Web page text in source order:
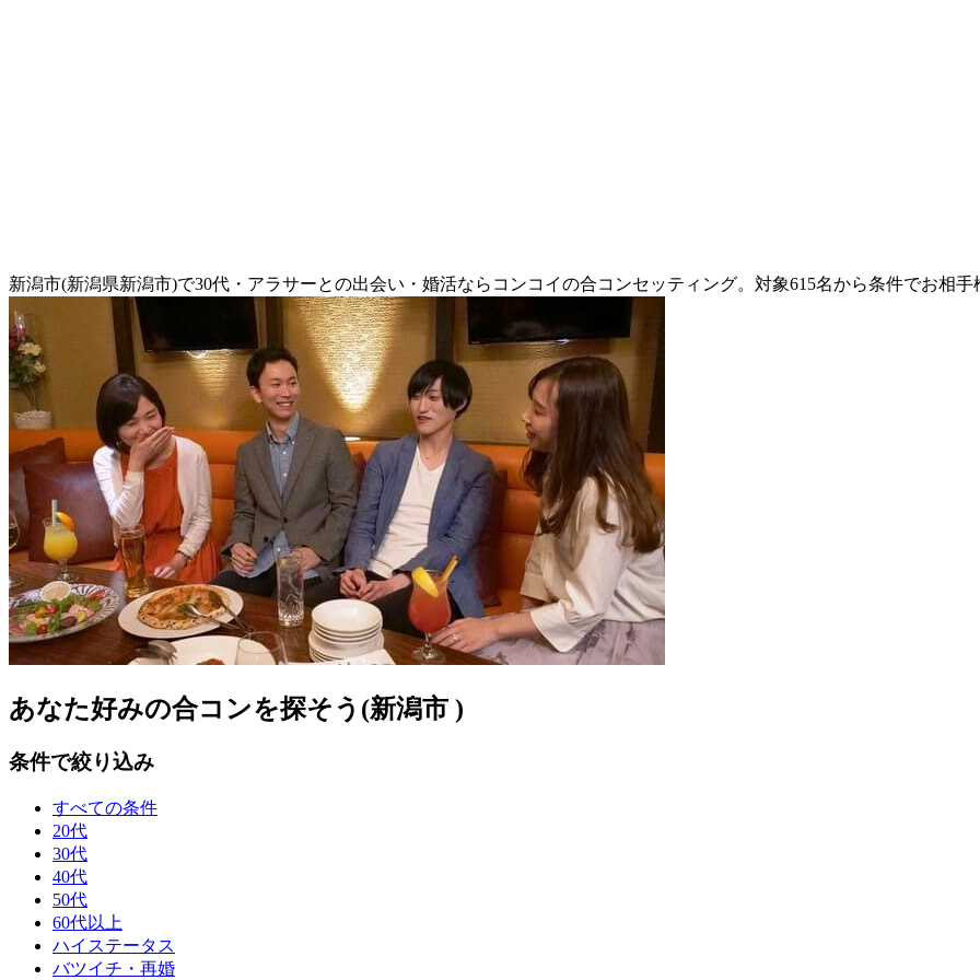
新潟市(新潟県新潟市)で30代・アラサーとの出会い・婚活ならコンコイの合コンセッティング。対象615名から条件でお相手
あなた好みの合コンを探そう(新潟市 )
条件で絞り込み
すべての条件
20代
30代
40代
50代
60代以上
ハイステータス
バツイチ・再婚